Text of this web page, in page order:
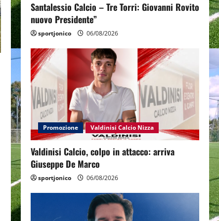
Santalessio Calcio – Tre Torri: Giovanni Rovito
nuovo Presidente”
sportjonico 06/08/2026
Promozione Valdinisi Calcio Nizza
Valdinisi Calcio, colpo in attacco: arriva
Giuseppe De Marco
sportjonico 06/08/2026